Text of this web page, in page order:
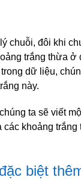
chuỗi, đôi khi
trắng thừa ở
dữ liệu,
này.
ta sẽ viết
các khoảng
biệt